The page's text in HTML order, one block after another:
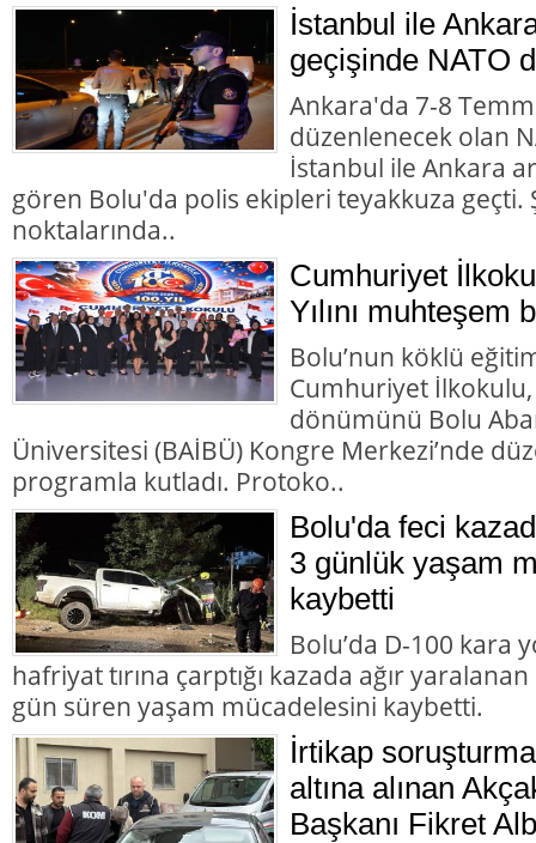
İstanbul ile
geçişinde NATO
Ankara'da 7-8
düzenlenecek olan
İstanbul ile Ankara
gören Bolu'da polis ekipleri teyakkuza geçti.
noktalarında..
Cumhuriyet
Yılını muhteşem
Bolu’nun köklü
Cumhuriyet
dönümünü Bolu
Üniversitesi (BAİBÜ) Kongre Merkezi’nde
programla kutladı. Protoko..
Bolu'da feci
3 günlük yaşam
kaybetti
Bolu’da D-100 kara
hafriyat tırına çarptığı kazada ağır
gün süren yaşam mücadelesini kaybetti.
İrtikap
altına alınan
Başkanı Fikret